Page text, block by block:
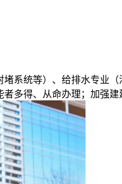
统等）、给排水专业
多得、从命办理；加强